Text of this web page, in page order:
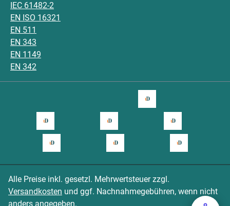
IEC 61482-2
EN ISO 16321
EN 511
EN 343
EN 1149
EN 342
Alle Preise inkl. gesetzl. Mehrwertsteuer zzgl.
Versandkosten und ggf. Nachnahmegebühren, wenn nicht
anders angegeben.